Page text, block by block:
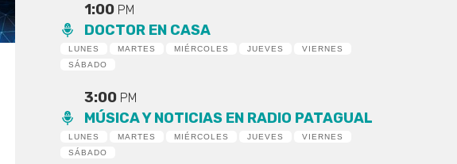
1:00 PM
DOCTOR EN CASA
LUNES MARTES MIÉRCOLES JUEVES
VIERNES
SÁBADO
3:00 PM
MÚSICA Y NOTICIAS EN RADIO PATAGUAL
LUNES MARTES MIÉRCOLES JUEVES
VIERNES
SÁBADO